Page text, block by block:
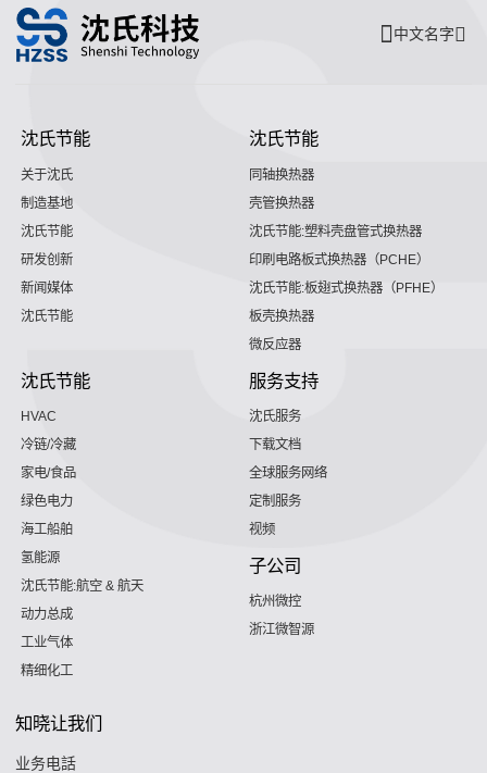
中文名字
沈氏节能
关于沈氏
制造基地
沈氏节能
研发创新
新闻媒体
沈氏节能
沈氏节能
同轴换热器
壳管换热器
沈氏节能:塑料壳盘管式换热器
印刷电路板式换热器（PCHE）
沈氏节能:板翅式换热器（PFHE）
板壳换热器
微反应器
沈氏节能
HVAC
冷链/冷藏
家电/食品
绿色电力
海工船舶
氢能源
沈氏节能:航空 & 航天
动力总成
工业气体
精细化工
服务支持
沈氏服务
下载文档
全球服务网络
定制服务
视频
子公司
杭州微控
浙江微智源
知晓让我们
业务电話